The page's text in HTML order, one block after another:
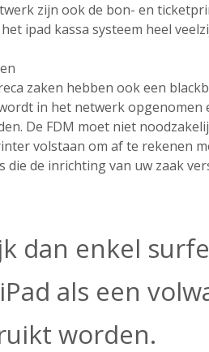
zijn ook de bon- en
ipad kassa systeem heel
zaken hebben ook een
in het netwerk opgenomen
De FDM moet niet
volstaan om af te rekenen
die de inrichting van uw zaak
dan enkel
als een
worden.